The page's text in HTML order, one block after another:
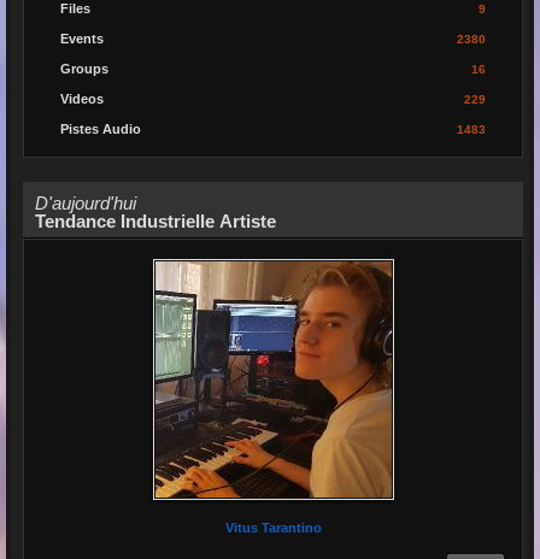
Files 9
Events 2380
Groups 16
Videos 229
Pistes Audio 1483
D'aujourd'hui
Tendance Industrielle Artiste
Vitus Tarantino